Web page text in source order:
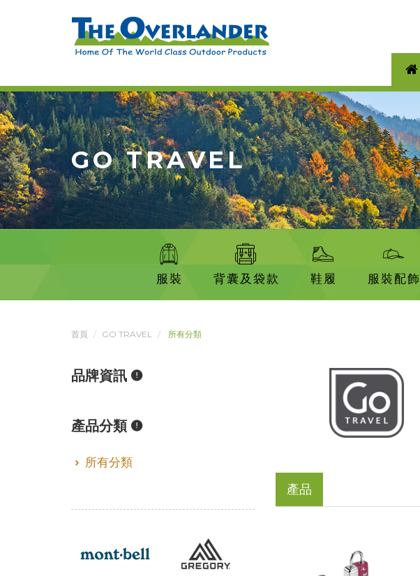
GO TRAVEL
服裝 背囊及袋款 鞋履 服裝配飾
首頁 GO TRAVEL 所有分類
產品
品牌資訊
產品分類
所有分類